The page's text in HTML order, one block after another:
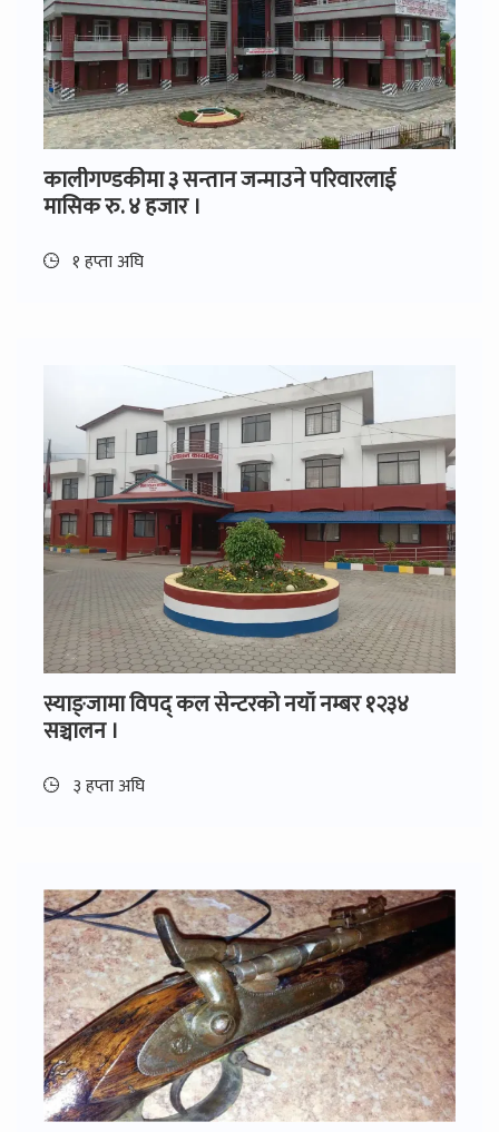
कालीगण्डकीमा ३ सन्तान जन्माउने परिवारलाई
मासिक रु. ४ हजार ।
१ हप्ता अघि
स्याङ्जामा विपद् कल सेन्टरको नयाँ नम्बर १२३४
सञ्चालन ।
३ हप्ता अघि